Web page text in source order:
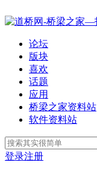
论坛
版块
喜欢
话题
应用
桥梁之家资料站
软件资料站
登录注册